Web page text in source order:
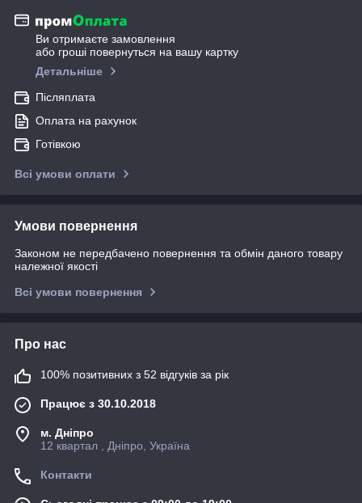
Ви отримаєте замовлення
або гроші повернуться на вашу картку
Детальніше
Післяплата
Оплата на рахунок
Готівкою
Всі умови оплати
Умови повернення
Законом не передбачено повернення та обмін даного товару
належної якості
Всі умови повернення
Про нас
100% позитивних з 52 відгуків за рік
Працює з 30.10.2018
м. Дніпро
12 квартал , Дніпро, Україна
Контакти